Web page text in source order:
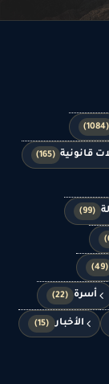
(1084)
قانونية (165)
(99)
(49)
أسرة (22)
الأخبار (15)